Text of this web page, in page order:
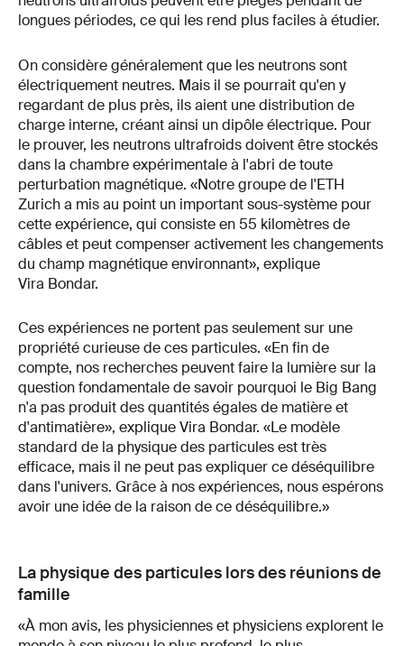
longues périodes, ce qui les rend plus faciles à étudier.
On considère généralement que les neutrons sont
électriquement neutres. Mais il se pourrait qu'en y
regardant de plus près, ils aient une distribution de
charge interne, créant ainsi un dipôle électrique. Pour
le prouver, les neutrons ultrafroids doivent être stockés
dans la chambre expérimentale à l'abri de toute
perturbation magnétique. «Notre groupe de l'ETH
Zurich a mis au point un important sous-système pour
cette expérience, qui consiste en 55 kilomètres de
câbles et peut compenser activement les changements
du champ magnétique environnant», explique
Vira Bondar.
Ces expériences ne portent pas seulement sur une
propriété curieuse de ces particules. «En fin de
compte, nos recherches peuvent faire la lumière sur la
question fondamentale de savoir pourquoi le Big Bang
n'a pas produit des quantités égales de matière et
d'antimatière», explique Vira Bondar. «Le modèle
standard de la physique des particules est très
efficace, mais il ne peut pas expliquer ce déséquilibre
dans l'univers. Grâce à nos expériences, nous espérons
avoir une idée de la raison de ce déséquilibre.»
La physique des particules lors des réunions de
famille
«À mon avis, les physiciennes et physiciens explorent le